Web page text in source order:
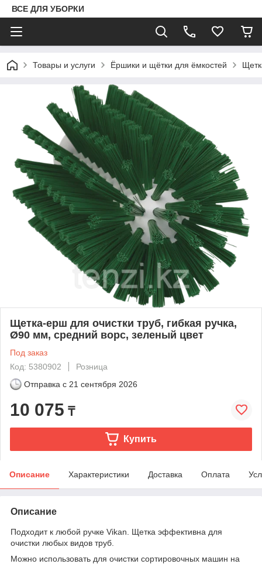
ВСЕ ДЛЯ УБОРКИ
Товары и услуги Ёршики и щётки для ёмкостей
Щетка-ерш для очистки труб, гибкая ручка,
Ø90 мм, средний ворс, зеленый цвет
Под заказ
Код: 5380902
Розница
Отправка с 21 сентября 2026
10 075 ₸
Купить
Описание Характеристики Доставка Оплата
Описание
Подходит к любой ручке Vikan. Щетка эффективна для
очистки любых видов труб.
Можно использовать для очистки сортировочных машин на